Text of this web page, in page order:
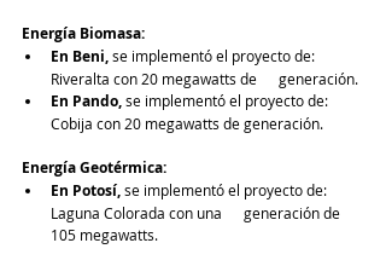
Energía Biomasa:
En Beni, se implementó el proyecto de:
Riveralta con 20 megawatts de      generación.
En Pando, se implementó el proyecto de:
Cobija con 20 megawatts de generación.
Energía Geotérmica:
En Potosí, se implementó el proyecto de:
Laguna Colorada con una      generación de
105 megawatts.